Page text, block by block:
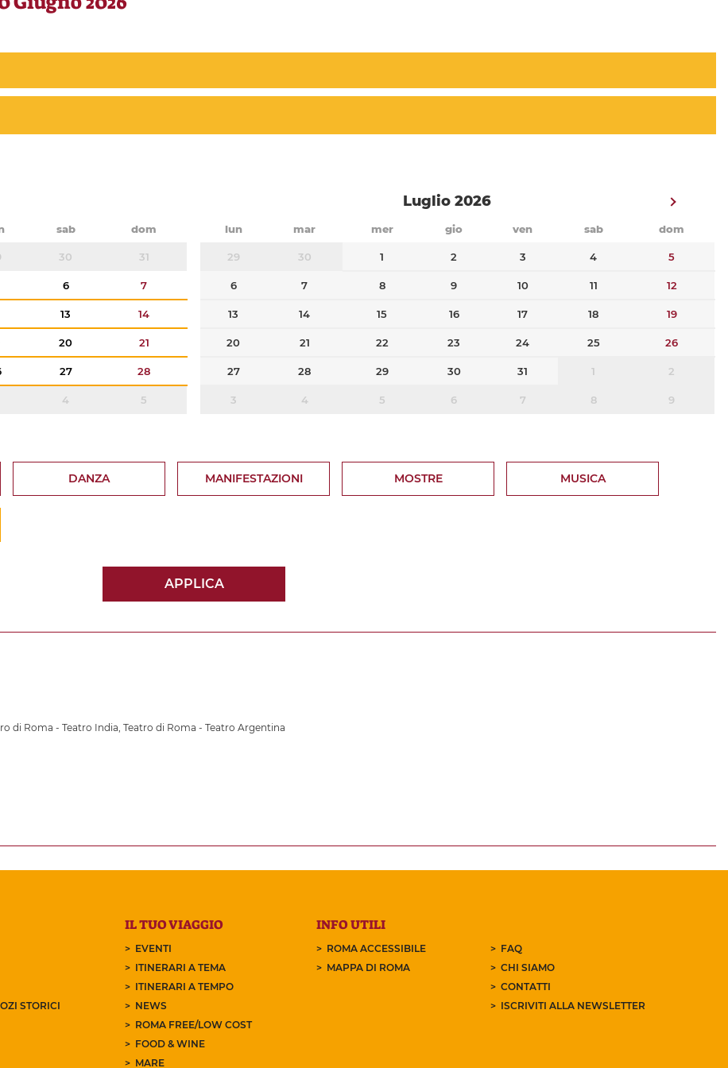
sab dom
30 31
6 7
13 14
20 21
27 28
4 5
Luglio 2026
lun mar mer gio ven sab dom
29 30 1 2 3 4 5
6 7 8 9 10 11 12
13 14 15 16 17 18 19
20 21 22 23 24 25 26
27 28 29 30 31 1 2
3 4 5 6 7 8 9
DANZA MANIFESTAZIONI MOSTRE MUSICA
APPLICA
di Roma - Teatro India Teatro di Roma - Teatro Argentina
STORICI
IL TUO VIAGGIO
EVENTI
ITINERARI A TEMA
ITINERARI A TEMPO
NEWS
ROMA FREE/LOW COST
FOOD & WINE
MARE
INFO UTILI
ROMA ACCESSIBILE
MAPPA DI ROMA
FAQ
CHI SIAMO
CONTATTI
ISCRIVITI ALLA NEWSLETTER